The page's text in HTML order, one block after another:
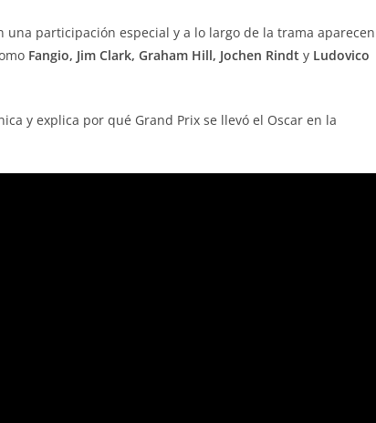
una participación especial y a lo largo de la trama aparecen
Fangio, Jim Clark, Graham Hill, Jochen Rindt y Ludovico
y explica por qué Grand Prix se llevó el Oscar en la